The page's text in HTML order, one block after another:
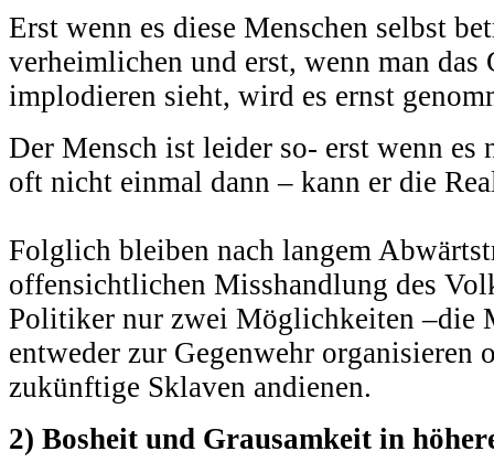
Erst wenn es diese Menschen selbst
verheimlichen und erst, wenn man das
implodieren sieht, wird es ernst
Der Mensch ist leider so- erst wenn es
oft nicht einmal dann – kann er die
Folglich bleiben nach langem
offensichtlichen Misshandlung des
Politiker nur zwei Möglichkeiten –die
entweder zur Gegenwehr organisieren
zukünftige Sklaven andienen.
2) Bosheit und Grausamkeit in